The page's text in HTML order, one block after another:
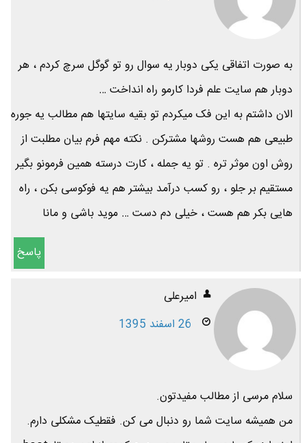
به صورت اتفاقی یکی دوبار یه سوال رو تو گوگل سرچ کردم ، هر
دوبار هم سایت علم فردا کارمو راه انداخت …
الان داشتم به این فک میکردم تو بقیه سایتها هم مطالب یه جوره
طبیعی هم هست روشها مشترکن . نکته مهم فرم بیان مطلبت از
روش اون موثر تره . تو یه جمله ، کارت درسته همین فرمونو بگیر
مستقیم بر جلو ، رو کسب درآمد بیشتر هم یه فوکوسی بکن ، راه
هایی بکر هم هست ، خیلی دم دست … موید باشی و مانا
پاسخ
امیرعلی
26 اسفند 1395
سلام مرسی از مطالب مفیدتون.
من همیشه سایت شما رو دنبال می کن. فقطیک مشکلی دارم.